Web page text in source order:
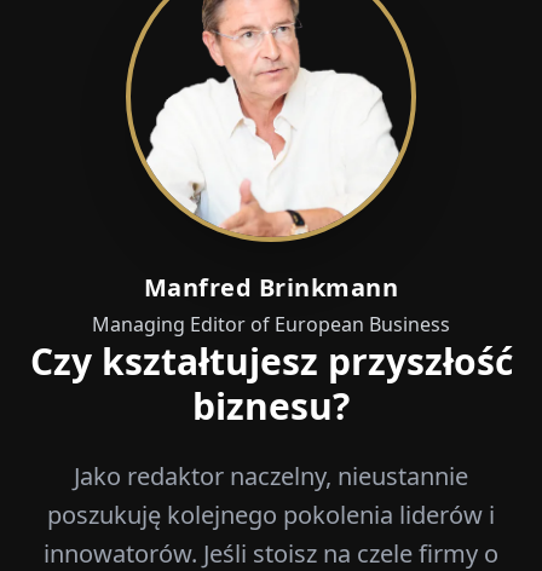
Manfred Brinkmann
Managing Editor of European Business
Czy kształtujesz przyszłość
biznesu?
Jako redaktor naczelny, nieustannie
poszukuję kolejnego pokolenia liderów i
innowatorów. Jeśli stoisz na czele firmy o